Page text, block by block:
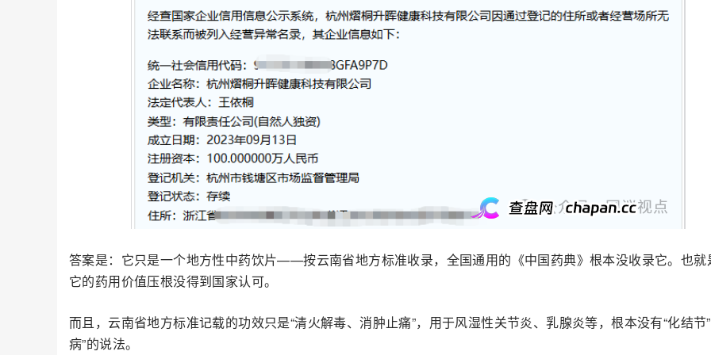
答案是：它只是一个地方性中药饮片——按云南省地方标准收录，全国通用的《中国药典》根本没收录它。也就
它的药用价值压根没得到国家认可。
而且，云南省地方标准记载的功效只是“清火解毒、消肿止痛”，用于风湿性关节炎、乳腺炎等，根本没有“化结节
病”的说法。